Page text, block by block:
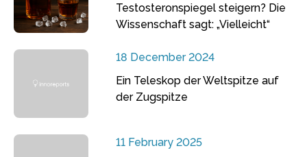
Testosteronspiegel steigern? Die
Wissenschaft sagt: „Vielleicht“
18 December 2024
Ein Teleskop der Weltspitze auf
der Zugspitze
11 February 2025